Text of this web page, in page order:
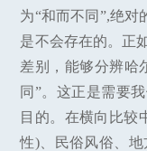
为“和而不同”,绝对
是不会存在的。正
差别，能够分辨哈
同”。这正是需要
目的。在横向比较
性)、民俗风俗、